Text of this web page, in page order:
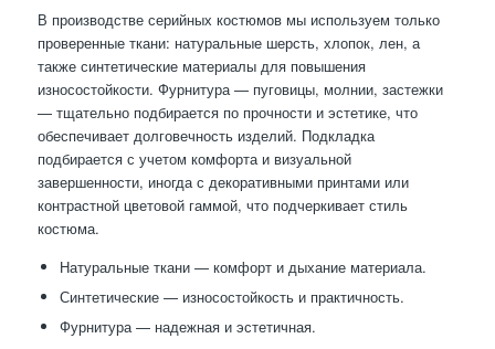
В производстве серийных костюмов мы используем только
проверенные ткани: натуральные шерсть, хлопок, лен, а
также синтетические материалы для повышения
износостойкости. Фурнитура — пуговицы, молнии, застежки
— тщательно подбирается по прочности и эстетике, что
обеспечивает долговечность изделий. Подкладка
подбирается с учетом комфорта и визуальной
завершенности, иногда с декоративными принтами или
контрастной цветовой гаммой, что подчеркивает стиль
костюма.
Натуральные ткани — комфорт и дыхание материала.
Синтетические — износостойкость и практичность.
Фурнитура — надежная и эстетичная.